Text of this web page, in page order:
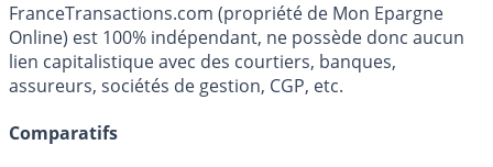
FranceTransactions.com (propriété de Mon Epargne
Online) est 100% indépendant, ne possède donc aucun
lien capitalistique avec des courtiers, banques,
assureurs, sociétés de gestion, CGP, etc.
Comparatifs